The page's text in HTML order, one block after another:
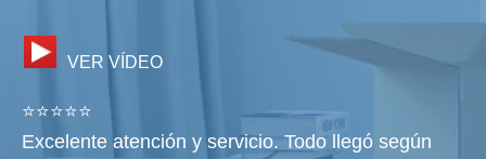
VER VÍDEO
⭐⭐⭐⭐⭐
Excelente atención y servicio. Todo llegó según